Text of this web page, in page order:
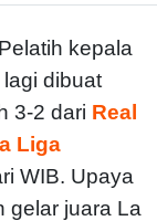
kepala
dibuat
3-2 dari Real
Liga
WIB. Upaya
gelar juara La